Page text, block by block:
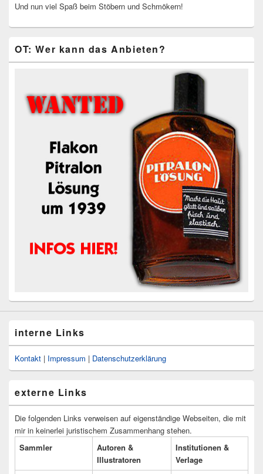
Und nun viel Spaß beim Stöbern und Schmökern!
OT: Wer kann das Anbieten?
interne Links
Kontakt | Impressum | Datenschutzerklärung
externe Links
Die folgenden Links verweisen auf eigenständige Webseiten, die mit
mir in keinerlei juristischem Zusammenhang stehen.
Sammler
Autoren &
Illustratoren
Institutionen &
Verlage